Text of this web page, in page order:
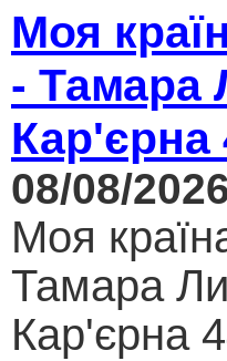
Моя
- Тамара
Кар'єрна
08/08/
Моя
Тамара
Кар'єрна